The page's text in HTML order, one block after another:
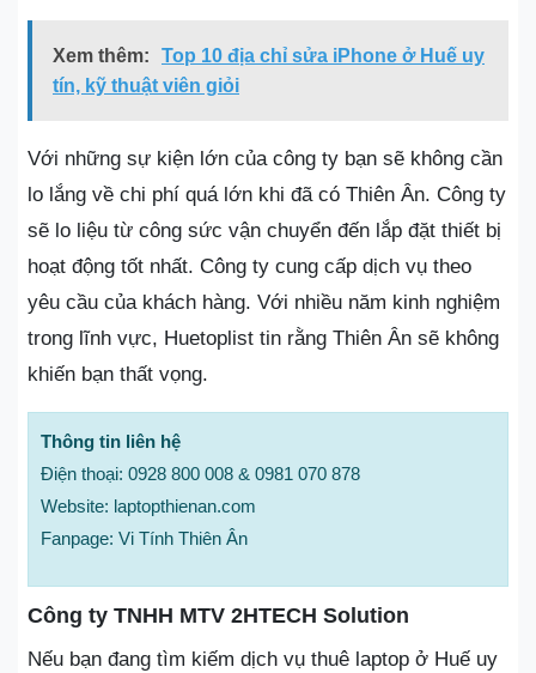
Xem thêm:
Top 10 địa chỉ sửa iPhone ở Huế uy
tín, kỹ thuật viên giỏi
Với những sự kiện lớn của công ty bạn sẽ không cần
lo lắng về chi phí quá lớn khi đã có Thiên Ân. Công ty
sẽ lo liệu từ công sức vận chuyển đến lắp đặt thiết bị
hoạt động tốt nhất. Công ty cung cấp dịch vụ theo
yêu cầu của khách hàng. Với nhiều năm kinh nghiệm
trong lĩnh vực, Huetoplist tin rằng Thiên Ân sẽ không
khiến bạn thất vọng.
Thông tin liên hệ
Điện thoại: 0928 800 008 & 0981 070 878
Website: laptopthienan.com
Fanpage: Vi Tính Thiên Ân
Công ty TNHH MTV 2HTECH Solution
Nếu bạn đang tìm kiếm dịch vụ thuê laptop ở Huế uy